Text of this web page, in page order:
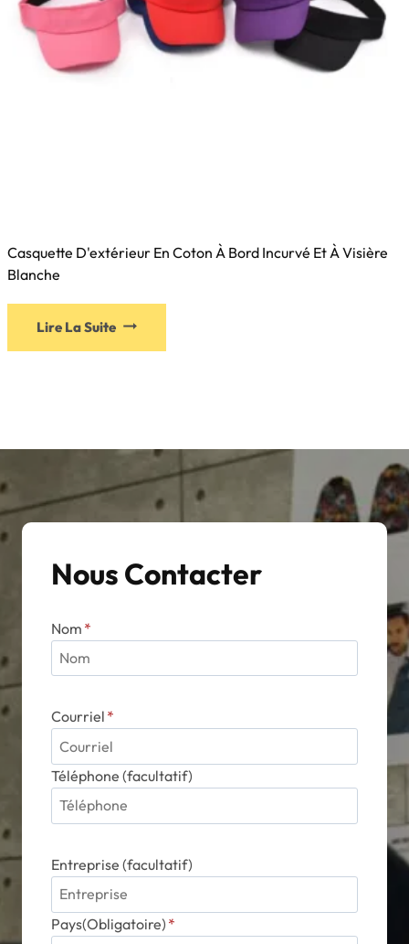
Casquette D'extérieur En Coton À Bord Incurvé Et À Visière
Blanche
Lire La Suite
Nous Contacter
Nom *
Courriel *
Téléphone (facultatif)
Entreprise (facultatif)
Pays(Obligatoire) *